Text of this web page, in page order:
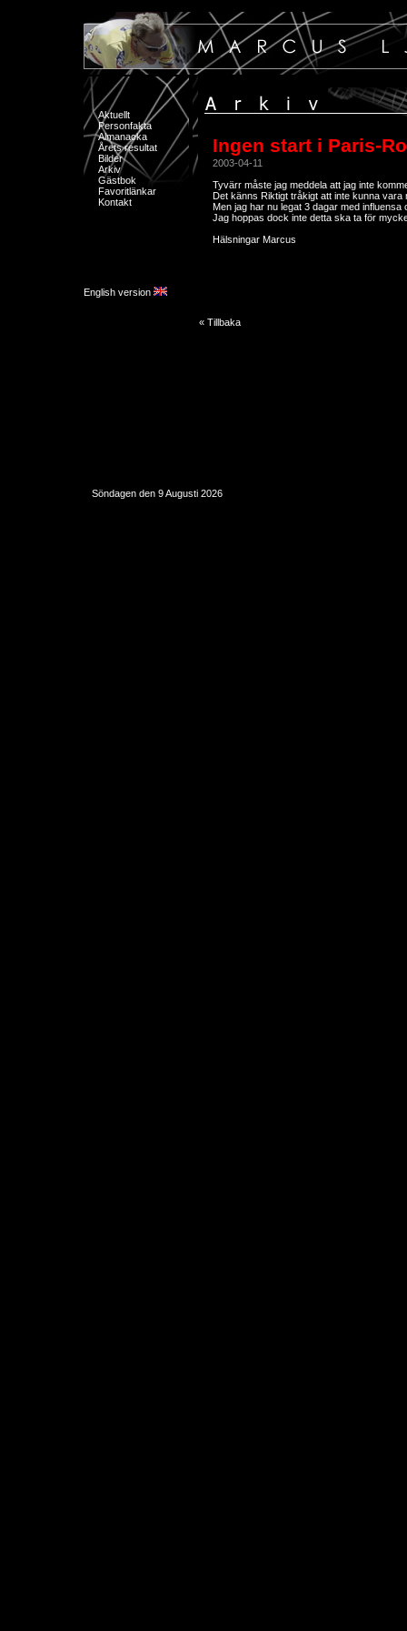
Aktuellt
Personfakta
Almanacka
Årets resultat
Bilder
Arkiv
Gästbok
Favoritlänkar
Kontakt
English version
Ingen start i Paris-
2003-04-11
Tyvärr måste jag meddela att jag inte
Det känns Riktigt tråkigt att inte kunna vara
Men jag har nu legat 3 dagar med
Jag hoppas dock inte detta ska ta för
Hälsningar Marcus
« Tillbaka
Söndagen den 9 Augusti 2026